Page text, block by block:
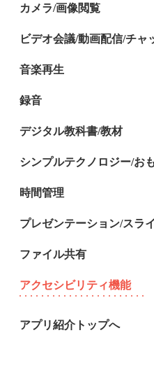
カメラ/画像閲覧
ビデオ会議/動画配信/チャ
音楽再生
録音
デジタル教科書/教材
シンプルテクノロジー/お
時間管理
プレゼンテーション/スラ
ファイル共有
アクセシビリティ機能
アプリ紹介トップへ